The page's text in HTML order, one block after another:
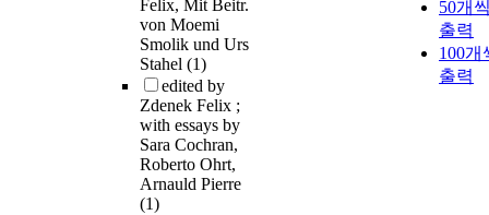
Felix, Mit Beitr.
von Moemi
Smolik und Urs
Stahel (1)
edited by
Zdenek Felix ;
with essays by
Sara Cochran,
Roberto Ohrt,
Arnauld Pierre
(1)
50개
출력
100개
출력